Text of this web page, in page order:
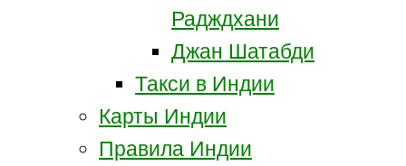
Радждхани
Джан Шатабди
Такси в Индии
Карты Индии
Правила Индии